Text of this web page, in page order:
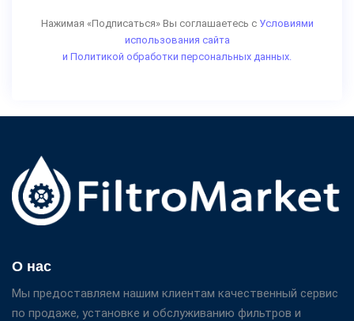
Нажимая «Подписаться» Вы соглашаетесь с Условиями
использования сайта
и Политикой обработки персональных данных.
О нас
Мы предоставляем нашим клиентам качественный сервис
по продаже, установке и обслуживанию фильтров и